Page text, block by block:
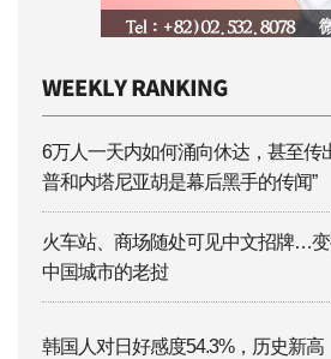
6万人一天内如何涌向休达，甚至传
普和内塔尼亚胡是幕后黑手的传闻”
火车站、商场随处可见中文招牌…
中国城市的老挝
韩国人对日好感度54.3%，历史新高